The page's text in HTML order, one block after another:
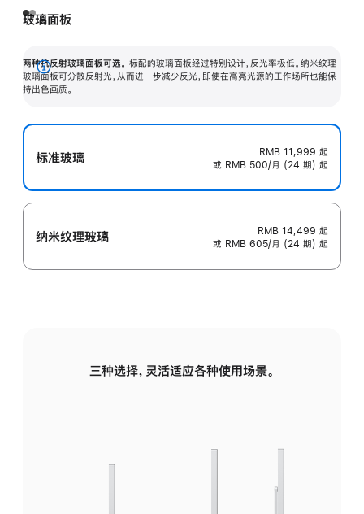
玻璃面板
两种抗反射玻璃面板可选。 标配的玻璃面板经过特别设计，反光率极低。纳米纹理
玻璃面板可分散反射光，从而进一步减少反光，即使在高亮光源的工作场所也能保
持出色画质。
展
开
标准玻璃 RMB 11,999 起
或 RMB 500/月 (24 期) 起
纳米纹理玻璃 RMB 14,499 起
或 RMB 605/月 (24 期) 起
三种选择，灵活适应各种使用场景。